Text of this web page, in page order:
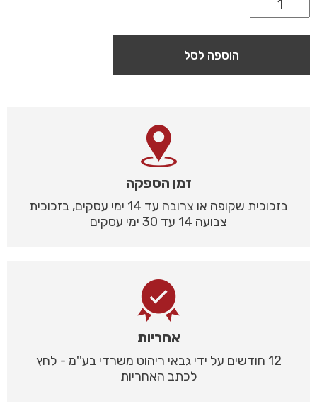
הוספה לסל
זמן הספקה
בזכוכית שקופה או צרובה עד 14 ימי עסקים, בזכוכית
צבועה 14 עד 30 ימי עסקים
אחריות
12 חודשים על ידי גבאי ריהוט משרדי בע''מ - לחץ
לכתב האחריות